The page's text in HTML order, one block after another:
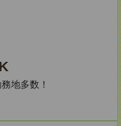
地多数！